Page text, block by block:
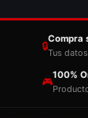
🔒
Compra
Tus
🎮
100%